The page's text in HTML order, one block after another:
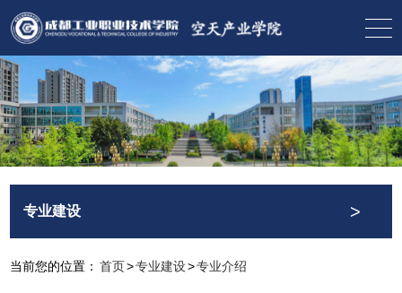
专业建设 >
当前您的位置： 首页>专业建设>专业介绍